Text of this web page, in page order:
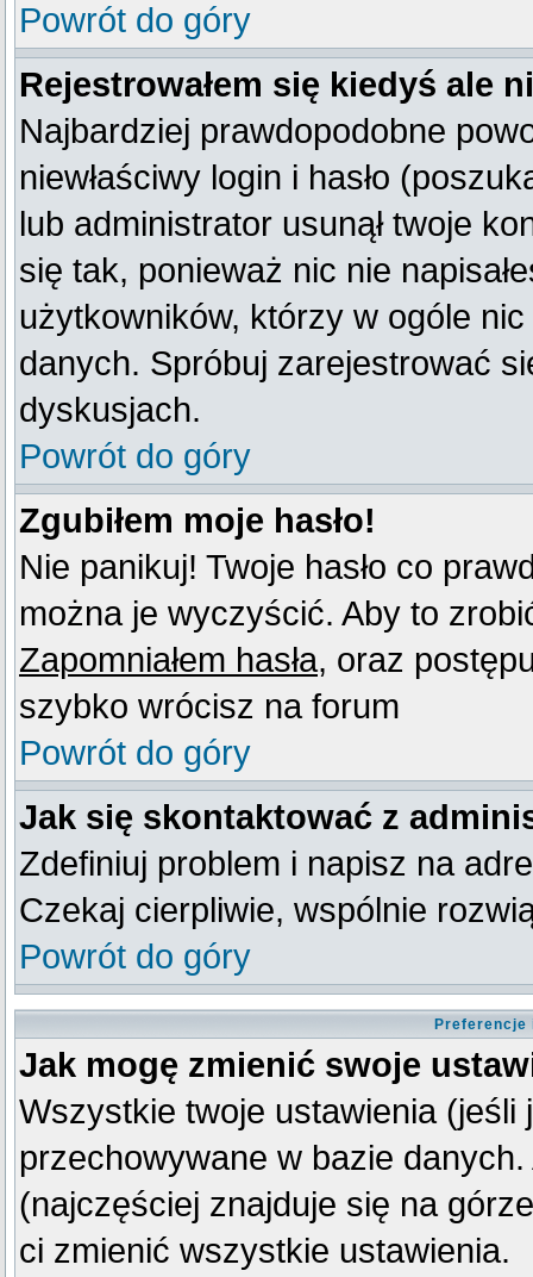
Powrót do góry
Rejestrowałem się kiedyś ale
Najbardziej prawdopodobne
niewłaściwy login i hasło
lub administrator usunął twoje
się tak, ponieważ nic nie
użytkowników, którzy w ogóle
danych. Spróbuj zarejestrować
dyskusjach.
Powrót do góry
Zgubiłem moje hasło!
Nie panikuj! Twoje hasło co
można je wyczyścić. Aby to
Zapomniałem hasła, oraz
szybko wrócisz na forum
Powrót do góry
Jak się skontaktować z
Zdefiniuj problem i napisz na
Czekaj cierpliwie, wspólnie
Powrót do góry
Preferencje
Jak mogę zmienić swoje
Wszystkie twoje ustawienia
przechowywane w bazie
(najczęściej znajduje się na
ci zmienić wszystkie ustawienia.